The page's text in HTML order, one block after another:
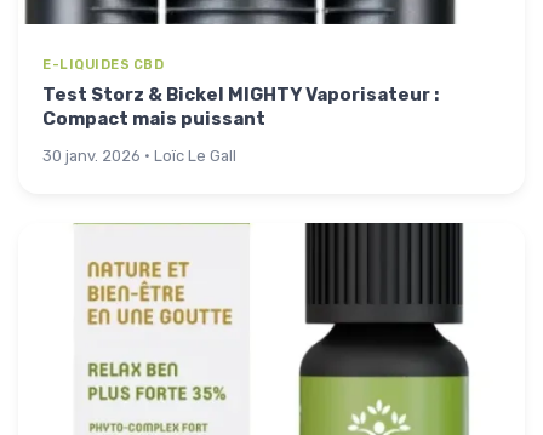
E-LIQUIDES CBD
Test Storz & Bickel MIGHTY Vaporisateur :
Compact mais puissant
30 janv. 2026 · Loïc Le Gall